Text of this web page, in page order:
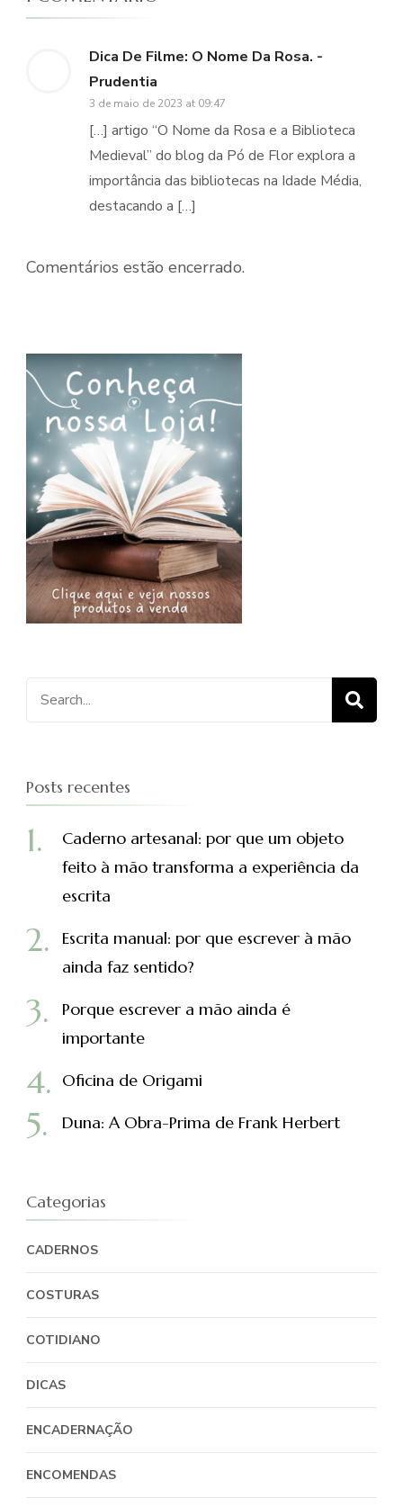
Dica De Filme: O Nome Da Rosa. -
Prudentia
3 de maio de 2023 at 09:47
[…] artigo “O Nome da Rosa e a Biblioteca
Medieval” do blog da Pó de Flor explora a
importância das bibliotecas na Idade Média,
destacando a […]
Comentários estão encerrado.
Procurar
por:
Posts recentes
Caderno artesanal: por que um objeto
feito à mão transforma a experiência da
escrita
Escrita manual: por que escrever à mão
ainda faz sentido?
Porque escrever a mão ainda é
importante
Oficina de Origami
Duna: A Obra-Prima de Frank Herbert
Categorias
CADERNOS
COSTURAS
COTIDIANO
DICAS
ENCADERNAÇÃO
ENCOMENDAS